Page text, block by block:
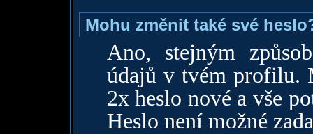
Mohu změnit také své
Ano, stejným
údajů v tvém profilu.
2x heslo nové a vše
Heslo není možné